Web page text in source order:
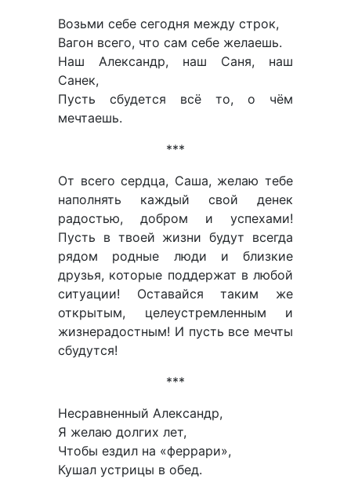
Возьми себе сегодня между строк,
Вагон всего, что сам себе желаешь.
Наш Александр, наш Саня, наш
Санек,
Пусть сбудется всё то, о чём
мечтаешь.
***
От всего сердца, Саша, желаю тебе
наполнять каждый свой денек
радостью, добром и успехами!
Пусть в твоей жизни будут всегда
рядом родные люди и близкие
друзья, которые поддержат в любой
ситуации! Оставайся таким же
открытым, целеустремленным и
жизнерадостным! И пусть все мечты
сбудутся!
***
Несравненный Александр,
Я желаю долгих лет,
Чтобы ездил на «феррари»,
Кушал устрицы в обед.